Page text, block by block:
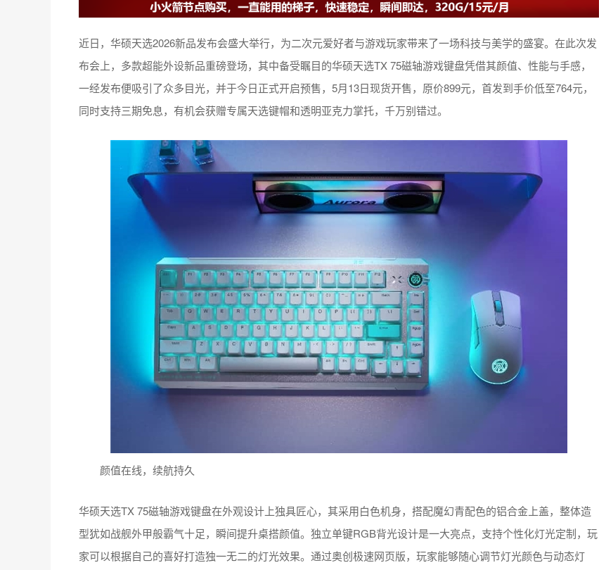
近日，华硕天选2026新品发布会盛大举行，为二次元爱好者与游戏玩家带来了一场科技与美学的盛宴。在此次发
布会上，多款超能外设新品重磅登场，其中备受瞩目的华硕天选TX 75磁轴游戏键盘凭借其颜值、性能与手感，
一经发布便吸引了众多目光，并于今日正式开启预售，5月13日现货开售，原价899元，首发到手价低至764元，
同时支持三期免息，有机会获赠专属天选键帽和透明亚克力掌托，千万别错过。
颜值在线，续航持久
华硕天选TX 75磁轴游戏键盘在外观设计上独具匠心，其采用白色机身，搭配魔幻青配色的铝合金上盖，整体造
型犹如战舰外甲般霸气十足，瞬间提升桌搭颜值。独立单键RGB背光设计是一大亮点，支持个性化灯光定制，玩
家可以根据自己的喜好打造独一无二的灯光效果。通过奥创极速网页版，玩家能够随心调节灯光颜色与动态灯